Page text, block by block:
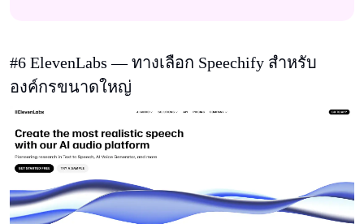
#6 ElevenLabs — ทางเลือก Speechify สําหรับ
องค์กรขนาดใหญ่